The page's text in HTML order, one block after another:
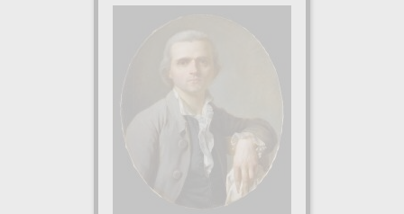
reproductions de tableaux de grande qualité des principales
Pour en savoir plus sur la vie et l'œuvre de Jean Voilles.